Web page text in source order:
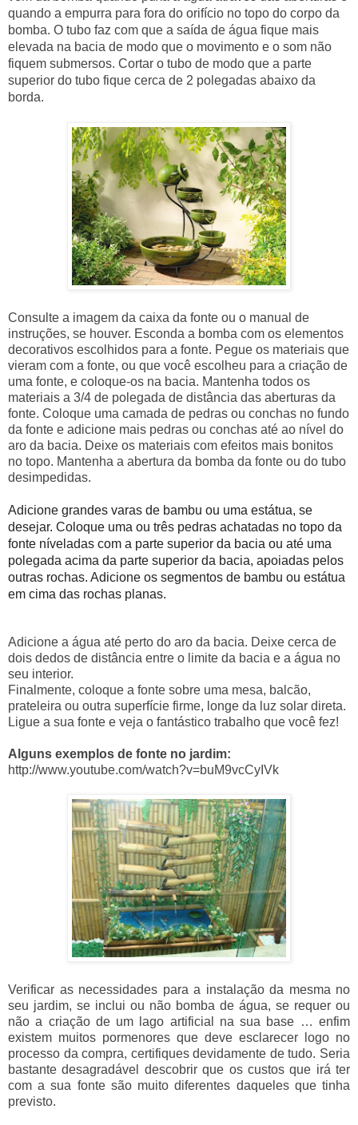
quando a empurra para fora do orifício no topo do corpo da
bomba. O tubo faz com que a saída de água fique mais
elevada na bacia de modo que o movimento e o som não
fiquem submersos. Cortar o tubo de modo que a parte
superior do tubo fique cerca de 2 polegadas abaixo da
borda.
Consulte a imagem da caixa da fonte ou o manual de
instruções, se houver. Esconda a bomba com os elementos
decorativos escolhidos para a fonte. Pegue os materiais que
vieram com a fonte, ou que você escolheu para a criação de
uma fonte, e coloque-os na bacia. Mantenha todos os
materiais a 3/4 de polegada de distância das aberturas da
fonte. Coloque uma camada de pedras ou conchas no fundo
da fonte e adicione mais pedras ou conchas até ao nível do
aro da bacia. Deixe os materiais com efeitos mais bonitos
no topo. Mantenha a abertura da bomba da fonte ou do tubo
desimpedidas.
Adicione grandes varas de bambu ou uma estátua, se
desejar. Coloque uma ou três pedras achatadas no topo da
fonte níveladas com a parte superior da bacia ou até uma
polegada acima da parte superior da bacia, apoiadas pelos
outras rochas. Adicione os segmentos de bambu ou estátua
em cima das rochas planas.
Adicione a água até perto do aro da bacia. Deixe cerca de
dois dedos de distância entre o limite da bacia e a água no
seu interior.
Finalmente, coloque a fonte sobre uma mesa, balcão,
prateleira ou outra superfície firme, longe da luz solar direta.
Ligue a sua fonte e veja o fantástico trabalho que você fez!
Alguns exemplos de fonte no jardim:
http://www.youtube.com/watch?v=buM9vcCyIVk
Verificar as necessidades para a instalação da mesma no
seu jardim, se inclui ou não bomba de água, se requer ou
não a criação de um lago artificial na sua base … enfim
existem muitos pormenores que deve esclarecer logo no
processo da compra, certifiques devidamente de tudo. Seria
bastante desagradável descobrir que os custos que irá ter
com a sua fonte são muito diferentes daqueles que tinha
previsto.